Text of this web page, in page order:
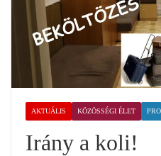
AKTUÁLIS KÖZÖSSÉGI ÉLET
Irány a koli!